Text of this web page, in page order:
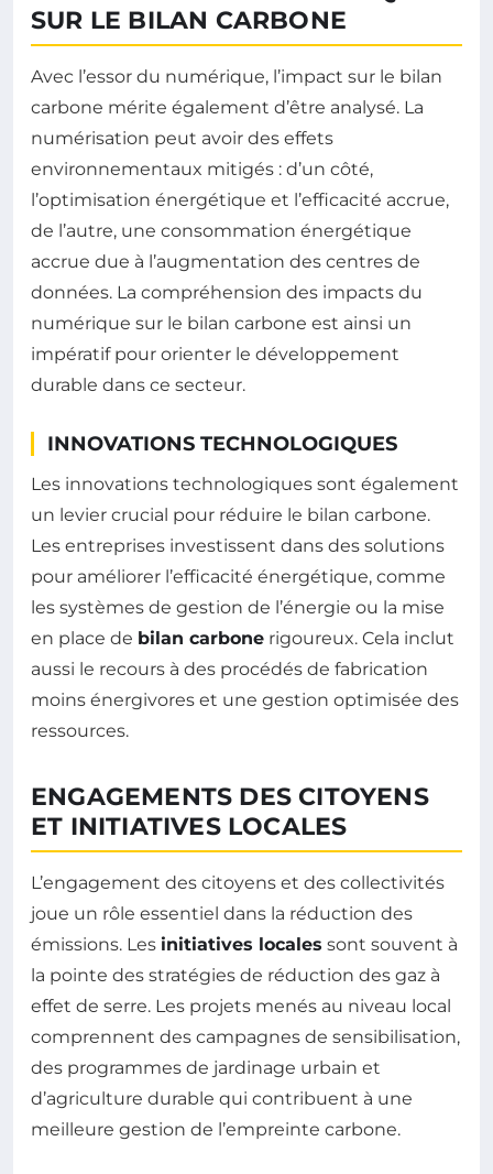
SUR LE BILAN CARBONE
Avec l’essor du numérique, l’impact sur le bilan
carbone mérite également d’être analysé. La
numérisation peut avoir des effets
environnementaux mitigés : d’un côté,
l’optimisation énergétique et l’efficacité accrue,
de l’autre, une consommation énergétique
accrue due à l’augmentation des centres de
données. La compréhension des impacts du
numérique sur le bilan carbone est ainsi un
impératif pour orienter le développement
durable dans ce secteur.
INNOVATIONS TECHNOLOGIQUES
Les innovations technologiques sont également
un levier crucial pour réduire le bilan carbone.
Les entreprises investissent dans des solutions
pour améliorer l’efficacité énergétique, comme
les systèmes de gestion de l’énergie ou la mise
en place de bilan carbone rigoureux. Cela inclut
aussi le recours à des procédés de fabrication
moins énergivores et une gestion optimisée des
ressources.
ENGAGEMENTS DES CITOYENS
ET INITIATIVES LOCALES
L’engagement des citoyens et des collectivités
joue un rôle essentiel dans la réduction des
émissions. Les initiatives locales sont souvent à
la pointe des stratégies de réduction des gaz à
effet de serre. Les projets menés au niveau local
comprennent des campagnes de sensibilisation,
des programmes de jardinage urbain et
d’agriculture durable qui contribuent à une
meilleure gestion de l’empreinte carbone.